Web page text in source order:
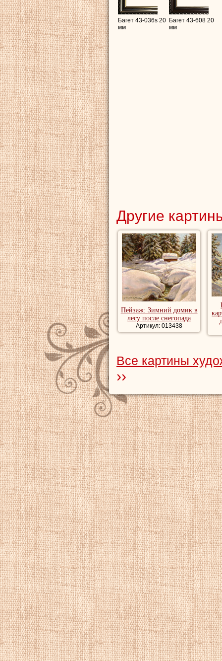
Багет 43-036s 20
мм
Багет 43-608 20
мм
Другие
Пейзаж: Зимний домик в
лесу после снегопада
Артикул: 013438
Все картины
››